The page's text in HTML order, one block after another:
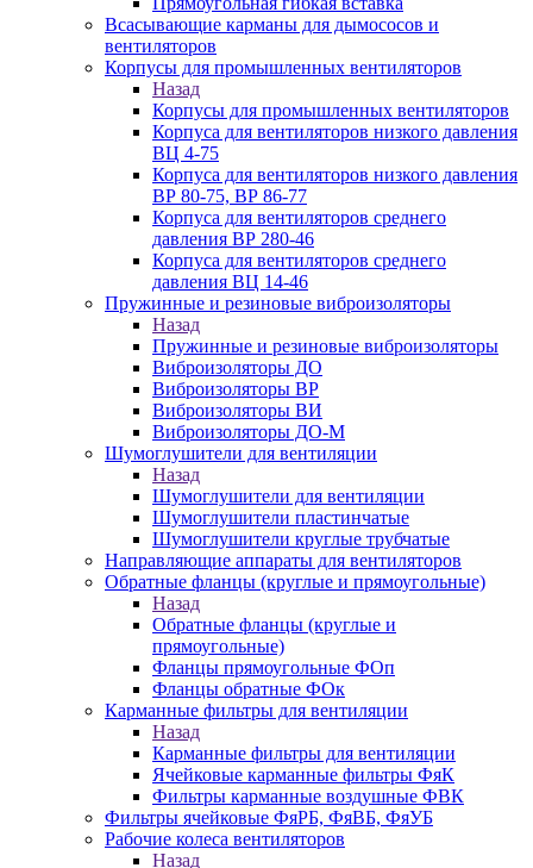
Всасывающие карманы для дымососов и
вентиляторов
Корпусы для промышленных вентиляторов
Назад
Корпусы для промышленных вентиляторов
Корпуса для вентиляторов низкого давления
ВЦ 4-75
Корпуса для вентиляторов низкого давления
ВР 80-75, ВР 86-77
Корпуса для вентиляторов среднего
давления ВР 280-46
Корпуса для вентиляторов среднего
давления ВЦ 14-46
Пружинные и резиновые виброизоляторы
Назад
Пружинные и резиновые виброизоляторы
Виброизоляторы ДО
Виброизоляторы ВР
Виброизоляторы ВИ
Виброизоляторы ДО-М
Шумоглушители для вентиляции
Назад
Шумоглушители для вентиляции
Шумоглушители пластинчатые
Шумоглушители круглые трубчатые
Направляющие аппараты для вентиляторов
Обратные фланцы (круглые и прямоугольные)
Назад
Обратные фланцы (круглые и
прямоугольные)
Фланцы прямоугольные ФОп
Фланцы обратные ФОк
Карманные фильтры для вентиляции
Назад
Карманные фильтры для вентиляции
Ячейковые карманные фильтры ФяК
Фильтры карманные воздушные ФВК
Фильтры ячейковые ФяРБ, ФяВБ, ФяУБ
Рабочие колеса вентиляторов
Назад